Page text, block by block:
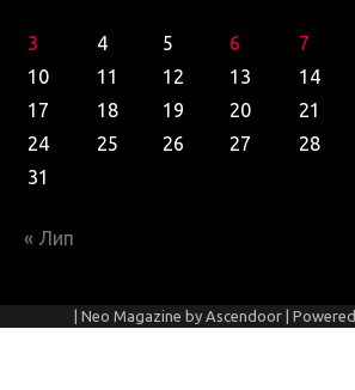
3
4 5 6 7
10
11 12 13 14
17
18 19 20 21
24
25 26 27 28
31
« Лип
| Neo Magazine by Ascendoor |